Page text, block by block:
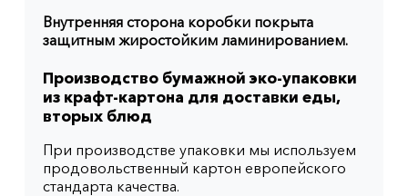
Внутренняя сторона коробки покрыта
защитным жиростойким ламинированием.
Производство бумажной эко-упаковки
из крафт-картона для доставки еды,
вторых блюд
При производстве упаковки мы используем
продовольственный картон европейского
стандарта качества.